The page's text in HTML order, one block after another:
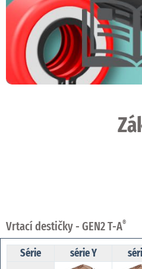
Vrtací destičky - GEN2 T-A®
Série série Y